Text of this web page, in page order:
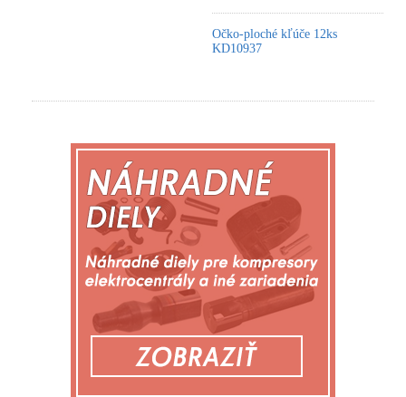
Očko-ploché kľúče 12ks
KD10937